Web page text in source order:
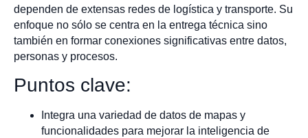
dependen de extensas redes de logística y transporte. Su
enfoque no sólo se centra en la entrega técnica sino
también en formar conexiones significativas entre datos,
personas y procesos.
Puntos clave:
Integra una variedad de datos de mapas y
funcionalidades para mejorar la inteligencia de